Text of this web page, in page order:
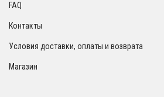
FAQ
Контакты
Условия доставки, оплаты и возврата
Магазин